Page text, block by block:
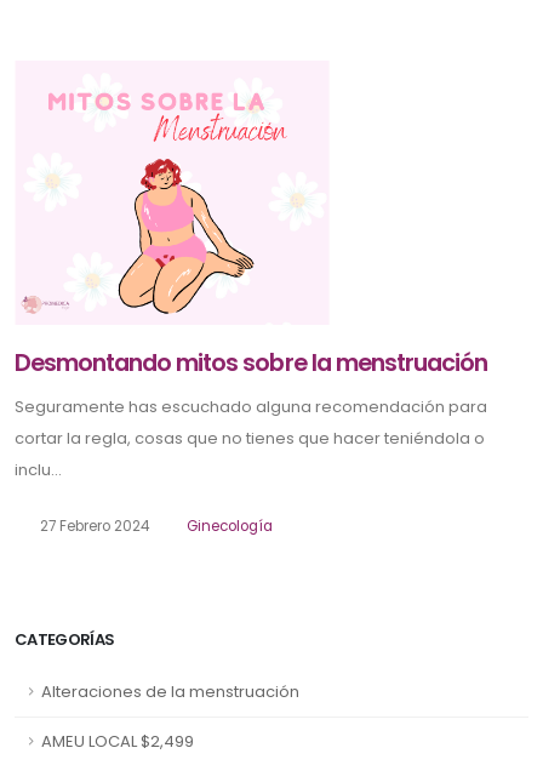
CATEGORÍAS
Alteraciones de la menstruación
AMEU LOCAL $2,499
Desmontando mitos sobre la menstruación
Seguramente has escuchado alguna recomendación para
cortar la regla, cosas que no tienes que hacer teniéndola o
inclu...
27 Febrero 2024 Ginecología